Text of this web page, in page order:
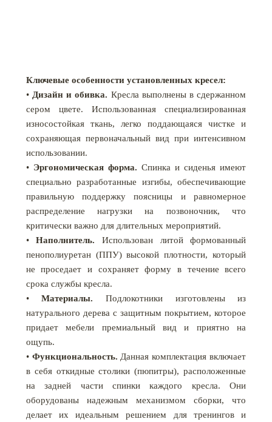
Ключевые особенности установленных кресел:
• Дизайн и обивка. Кресла выполнены в сдержанном
сером цвете. Использованная специализированная
износостойкая ткань, легко поддающаяся чистке и
сохраняющая первоначальный вид при интенсивном
использовании.
• Эргономическая форма. Спинка и сиденья имеют
специально разработанные изгибы, обеспечивающие
правильную поддержку поясницы и равномерное
распределение нагрузки на позвоночник, что
критически важно для длительных мероприятий.
•Наполнитель. Использован литой формованный
пенополиуретан (ППУ) высокой плотности, который
не проседает и сохраняет форму в течение всего
срока службы кресла.
•Материалы. Подлокотники изготовлены из
натурального дерева с защитным покрытием, которое
придает мебели премиальный вид и приятно на
ощупь.
• Функциональность. Данная комплектация включает
в себя откидные столики (пюпитры), расположенные
на задней части спинки каждого кресла. Они
оборудованы надежным механизмом сборки, что
делает их идеальным решением для тренингов и